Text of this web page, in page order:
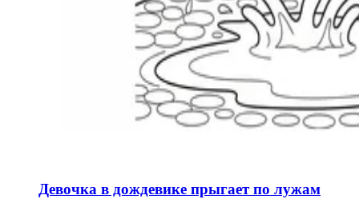
Девочка в дождевике прыгает по лужам